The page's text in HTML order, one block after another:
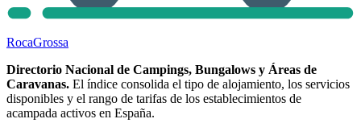
RocaGrossa
Directorio Nacional de Campings, Bungalows y Áreas de
Caravanas. El índice consolida el tipo de alojamiento, los servicios
disponibles y el rango de tarifas de los establecimientos de
acampada activos en España.